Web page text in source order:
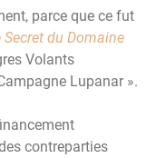
parce que ce fut
Secret du Domaine
Volants
Lupanar ».
contreparties